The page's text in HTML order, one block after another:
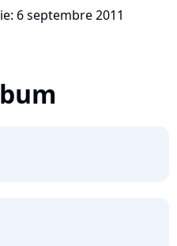
6 septembre 2011